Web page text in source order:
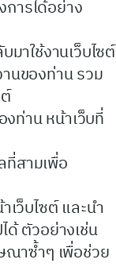
ารได้อย่าง
าใช้งานเว็บไซต์
นของท่าน รวม
งท่าน หน้าเว็บที่
ที่สามเพื่อ
ว็บไซต์ และนำ
ด้ ตัวอย่างเช่น
ณาซ้ำๆ เพื่อช่วย